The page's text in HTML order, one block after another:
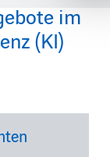
im
(KI)